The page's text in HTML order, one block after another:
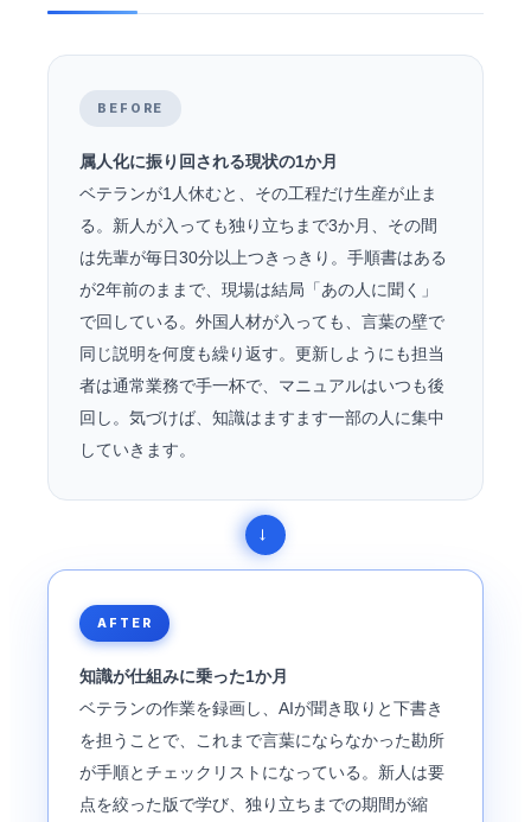
BEFORE
属人化に振り回される現状の1か月
ベテランが1人休むと、その工程だけ生産が止ま
る。新人が入っても独り立ちまで3か月、その間
は先輩が毎日30分以上つきっきり。手順書はある
が2年前のままで、現場は結局「あの人に聞く」
で回している。外国人材が入っても、言葉の壁で
同じ説明を何度も繰り返す。更新しようにも担当
者は通常業務で手一杯で、マニュアルはいつも後
回し。気づけば、知識はますます一部の人に集中
していきます。
AFTER
知識が仕組みに乗った1か月
ベテランの作業を録画し、AIが聞き取りと下書き
を担うことで、これまで言葉にならなかった勘所
が手順とチェックリストになっている。新人は要
点を絞った版で学び、独り立ちまでの期間が縮